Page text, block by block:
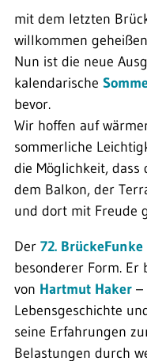
mit dem letzten
willkommen
Nun ist die neue
kalendarische
bevor.
Wir hoffen auf
sommerliche
die Möglichkeit, dass
dem Balkon, der
und dort mit Freude
Der 72. BrückeFunke
besonderer Form.
von Hartmut Haker –
Lebensgeschichte
seine Erfahrungen
Belastungen durch